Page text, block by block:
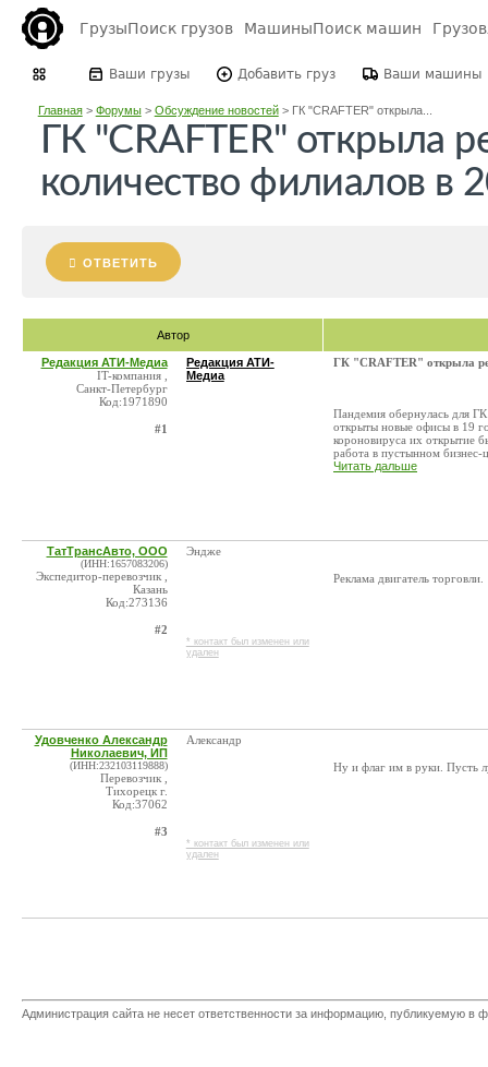
ГрузыПоиск грузов МашиныПоиск машин
Ваши грузы Добавить груз Ваши машины
Главная> Форумы> Обсуждение новостей> ГК "CRAFTER" открыла...
ГК "CRAFTER" открыла
количество филиалов в
ОТВЕТИТЬ
Автор
Редакция АТИ-Медиа
IT-компания ,
Санкт-Петербург
Код:1971890
#1
Редакция АТИ-
Медиа
ГК "CRAFTER" открыла
Пандемия обернулась для
открыты новые офисы в 19
короновируса их открытие
работа в пустынном бизнес-
Читать дальше
ТатТрансАвто, ООО
(ИНН:1657083206)
Экспедитор-перевозчик ,
Казань
Код:273136
#2
Эндже
* контакт был изменен или
удален
Реклама двигатель торговли.
Удовченко Александр
Николаевич, ИП
(ИНН:232103119888)
Перевозчик ,
Тихорецк г.
Код:37062
#3
Александр
* контакт был изменен или
удален
Ну и флаг им в руки. Пусть
Администрация сайта не несет ответственности за информацию, публикуемую